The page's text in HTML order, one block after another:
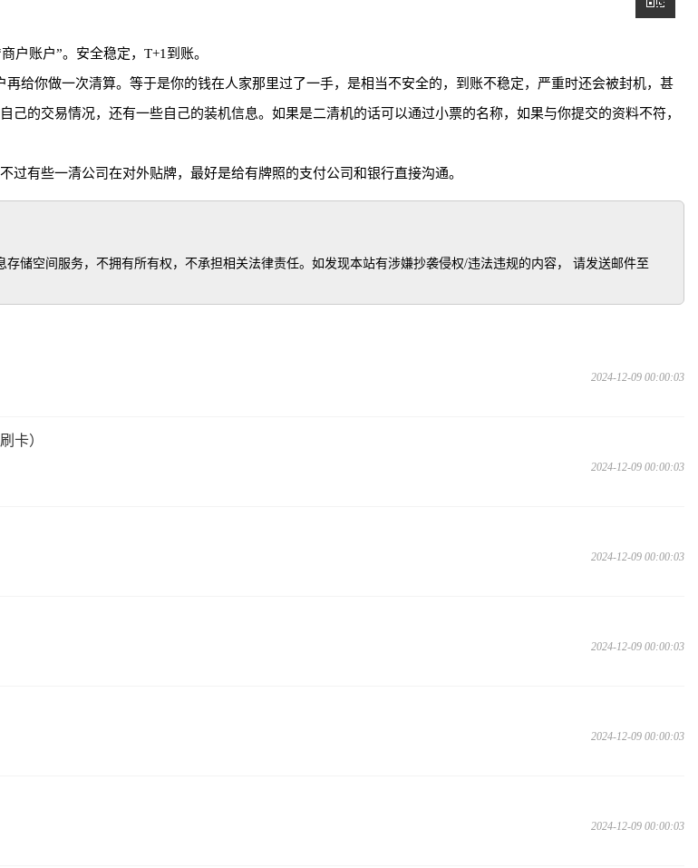
户账户”。安全稳定，T+1到账。
给你做一次清算。等于是你的钱在人家那里过了一手，是相当不安全的，到账不稳定，严重时还会被封机，甚
的交易情况，还有一些自己的装机信息。如果是二清机的话可以通过小票的名称，如果与你提交的资料不符，
有些一清公司在对外贴牌，最好是给有牌照的支付公司和银行直接沟通。
储空间服务，不拥有所有权，不承担相关法律责任。如发现本站有涉嫌抄袭侵权/违法违规的内容， 请发送邮件至
2024-12-09 00:00:03
卡）
2024-12-09 00:00:03
2024-12-09 00:00:03
2024-12-09 00:00:03
2024-12-09 00:00:03
2024-12-09 00:00:03